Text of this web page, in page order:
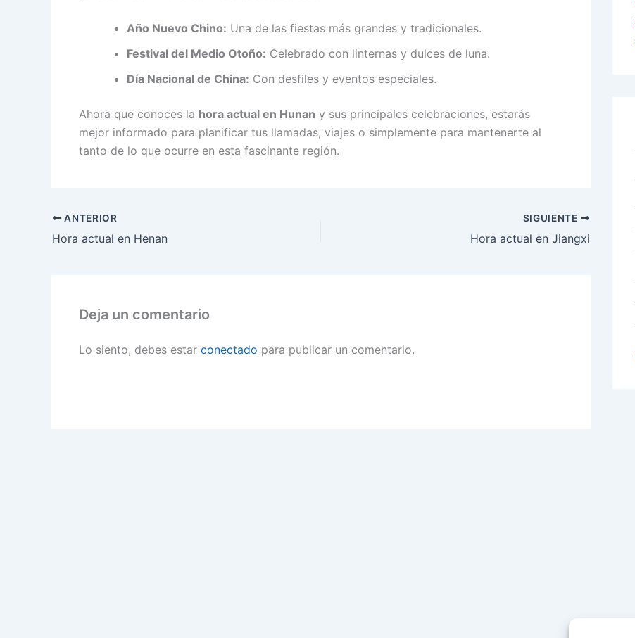
Año Nuevo Chino: Una de las fiestas más grandes y tradicionales.
Festival del Medio Otoño: Celebrado con linternas y dulces de luna.
Día Nacional de China: Con desfiles y eventos especiales.
Ahora que conoces la hora actual en Hunan y sus principales celebraciones, estarás
mejor informado para planificar tus llamadas, viajes o simplemente para mantenerte al
tanto de lo que ocurre en esta fascinante región.
ANTERIOR
Hora actual en Henan
SIGUIENTE
Hora actual en Jiangxi
Deja un comentario
Lo siento, debes estar conectado para publicar un comentario.